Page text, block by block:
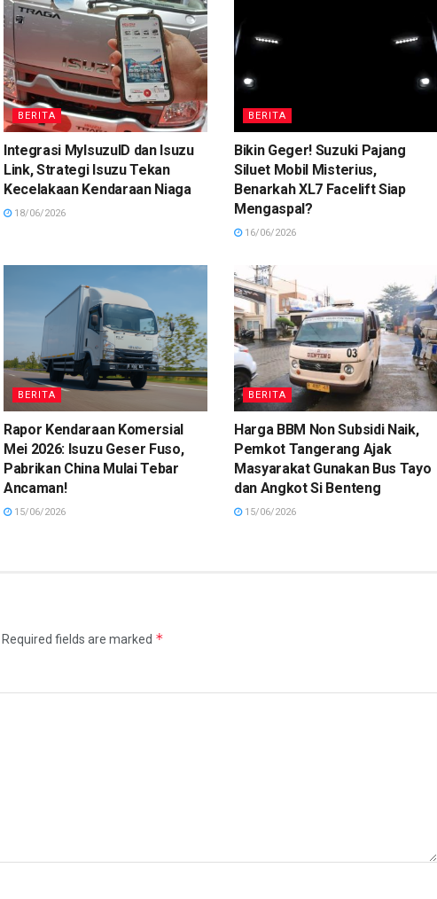
BERITA
Integrasi MyIsuzuID dan Isuzu
Link, Strategi Isuzu Tekan
Kecelakaan Kendaraan Niaga
18/06/2026
BERITA
Bikin Geger! Suzuki Pajang
Siluet Mobil Misterius,
Benarkah XL7 Facelift Siap
Mengaspal?
16/06/2026
BERITA
Rapor Kendaraan Komersial
Mei 2026: Isuzu Geser Fuso,
Pabrikan China Mulai Tebar
Ancaman!
15/06/2026
BERITA
Harga BBM Non Subsidi Naik,
Pemkot Tangerang Ajak
Masyarakat Gunakan Bus Tayo
dan Angkot Si Benteng
15/06/2026
Required fields are marked *